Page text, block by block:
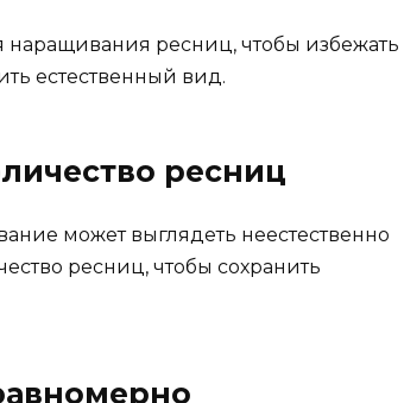
наращивания ресниц, чтобы избежать
естественный вид.
ресниц
может выглядеть неестественно
ресниц, чтобы сохранить